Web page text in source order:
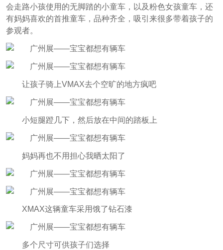
会走路小孩使用的无脚踏的小童车，以及粉色女孩童车，还
有妈妈喜欢的首推童车，品种齐全，吸引来很多带着孩子的
参观者。
让孩子骑上VMAX去个空旷的地方疯吧
小短腿蹬几下，然后放在中间的踏板上
妈妈再也不用担心我晒太阳了
XMAX这辆童车采用饿了钻石漆
多个尺寸可供孩子们选择